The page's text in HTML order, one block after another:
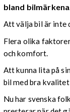
bland bilmärkena.
Att välja bil är inte
Flera olika
och komfort.
Att kunna lita på
bil med bra
Nu har svenska